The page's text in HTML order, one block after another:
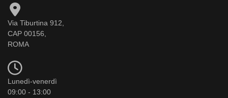
Via Tiburtina 912,
CAP 00156,
ROMA
Lunedì-venerdì
09:00 - 13:00